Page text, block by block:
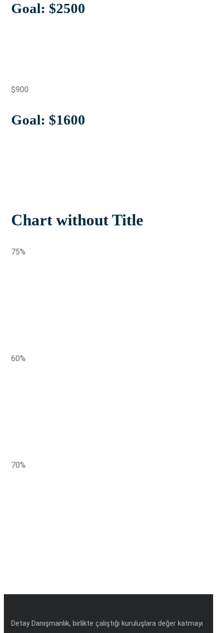
Goal: $2500
$900
Goal: $1600
Chart without Title
75%
60%
70%
Detay Danışmanlık, birlikte çalıştığı kuruluşlara değer katmayı